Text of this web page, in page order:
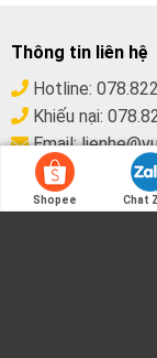
Thông tin liên hệ
Hotline:
Khiếu nại:
Email:
Địa chỉ:
77 Tây
Shopee Chat